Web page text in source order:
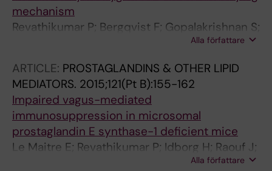
mechanism
Revathikumar P; Bergqvist F; Gopalakrishnan S;
Korotkova M; Jakobsson P-J; Lampa J; Le
Alla författare
ARTICLE: PROSTAGLANDINS & OTHER LIPID
MEDIATORS. 2015;121(Pt B):155-162
Impaired vagus-mediated
immunosuppression in microsomal
prostaglandin E synthase-1 deficient mice
Le Maitre E; Revathikumar P; Idborg H; Raouf J;
Korotkova M; Jakobsson P-J; Lampa JAlla författare